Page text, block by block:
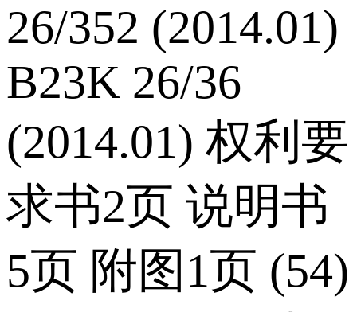
26/352 (2014.01)
B23K 26/36
(2014.01) 权利要
求书2页 说明书
5页 附图1页 (54)